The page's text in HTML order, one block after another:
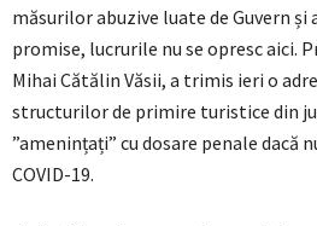
măsurilor abuzive luate de Guvern
promise, lucrurile nu se opresc aici.
Mihai Cătălin Văsii, a trimis ieri o
structurilor de primire turistice din
”amenințați” cu dosare penale dacă
COVID-19.